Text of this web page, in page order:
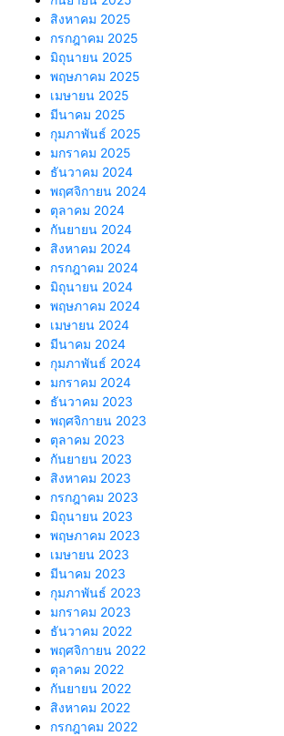
สิงหาคม 2025
กรกฎาคม 2025
มิถุนายน 2025
พฤษภาคม 2025
เมษายน 2025
มีนาคม 2025
กุมภาพันธ์ 2025
มกราคม 2025
ธันวาคม 2024
พฤศจิกายน 2024
ตุลาคม 2024
กันยายน 2024
สิงหาคม 2024
กรกฎาคม 2024
มิถุนายน 2024
พฤษภาคม 2024
เมษายน 2024
มีนาคม 2024
กุมภาพันธ์ 2024
มกราคม 2024
ธันวาคม 2023
พฤศจิกายน 2023
ตุลาคม 2023
กันยายน 2023
สิงหาคม 2023
กรกฎาคม 2023
มิถุนายน 2023
พฤษภาคม 2023
เมษายน 2023
มีนาคม 2023
กุมภาพันธ์ 2023
มกราคม 2023
ธันวาคม 2022
พฤศจิกายน 2022
ตุลาคม 2022
กันยายน 2022
สิงหาคม 2022
กรกฎาคม 2022